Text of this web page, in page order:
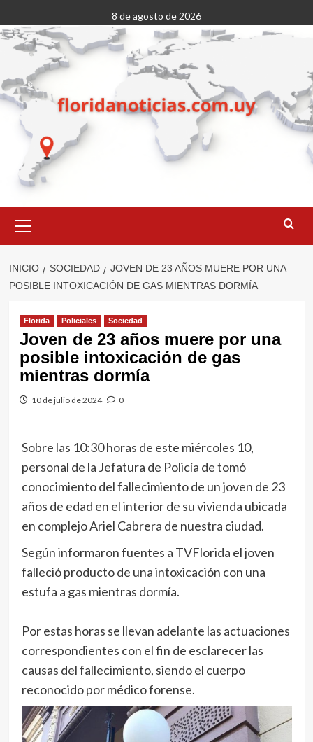
al
contenido
8 de agosto de 2026
primario
INICIO SOCIEDAD
JOVEN DE 23 AÑOS MUERE POR UNA
POSIBLE INTOXICACIÓN DE GAS MIENTRAS DORMÍA
Florida Policiales Sociedad
Joven de 23 años muere por una
posible intoxicación de gas
mientras dormía
10 de julio de 2024 0
Sobre las 10:30 horas de este miércoles 10,
personal de la Jefatura de Policía de tomó
conocimiento del fallecimiento de un joven de 23
años de edad en el interior de su vivienda ubicada
en complejo Ariel Cabrera de nuestra ciudad.
Según informaron fuentes a TVFlorida el joven
falleció producto de una intoxicación con una
estufa a gas mientras dormía.
Por estas horas se llevan adelante las actuaciones
correspondientes con el fin de esclarecer las
causas del fallecimiento, siendo el cuerpo
reconocido por médico forense.